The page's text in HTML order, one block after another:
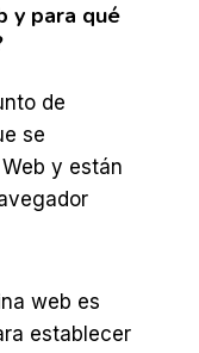
y para qué
de
se
y están
web es
establecer